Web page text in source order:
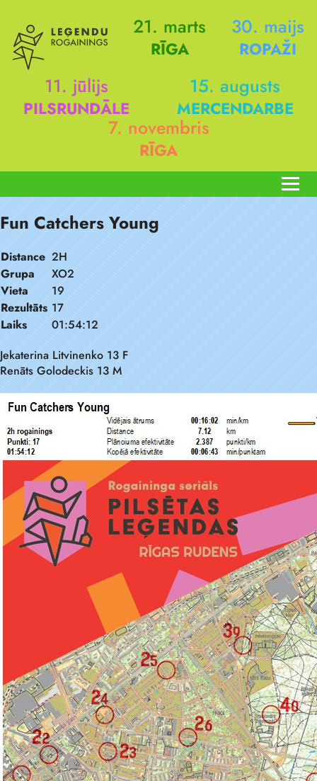
21. marts
RĪGA
30. maijs
ROPAŽI
11. jūlijs
PILSRUNDĀLE
15. augusts
MERCENDARBE
7. novembris
RĪGA
Fun Catchers Young
Distance 2H
Grupa
XO2
Vieta
19
Rezultāts 17
Laiks
01:54:12
Jekaterina Litvinenko 13 F
Renāts Golodeckis 13 M